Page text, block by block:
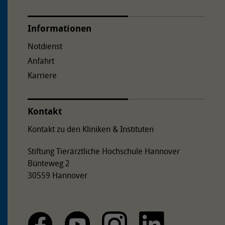
Bemeroder Straße/Bünteweg.
Informationen
Notdienst
Anfahrt
Karriere
Kontakt
Kontakt zu den Kliniken & Instituten
Stiftung Tierärztliche Hochschule Hannover
Bünteweg 2
30559 Hannover